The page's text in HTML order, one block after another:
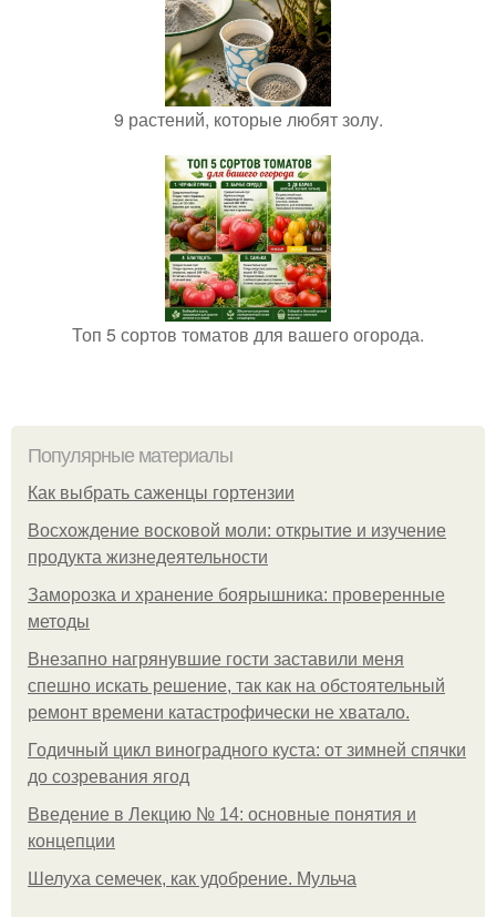
9 растений, которые любят золу.
Топ 5 сортов томатов для вашего огорода.
Популярные материалы
Как выбрать саженцы гортензии
Восхождение восковой моли: открытие и изучение
продукта жизнедеятельности
Заморозка и хранение боярышника: проверенные
методы
Внезапно нагрянувшие гости заставили меня
спешно искать решение, так как на обстоятельный
ремонт времени катастрофически не хватало.
Годичный цикл виноградного куста: от зимней спячки
до созревания ягод
Введение в Лекцию № 14: основные понятия и
концепции
Шелуха семечек, как удобрение. Мульча